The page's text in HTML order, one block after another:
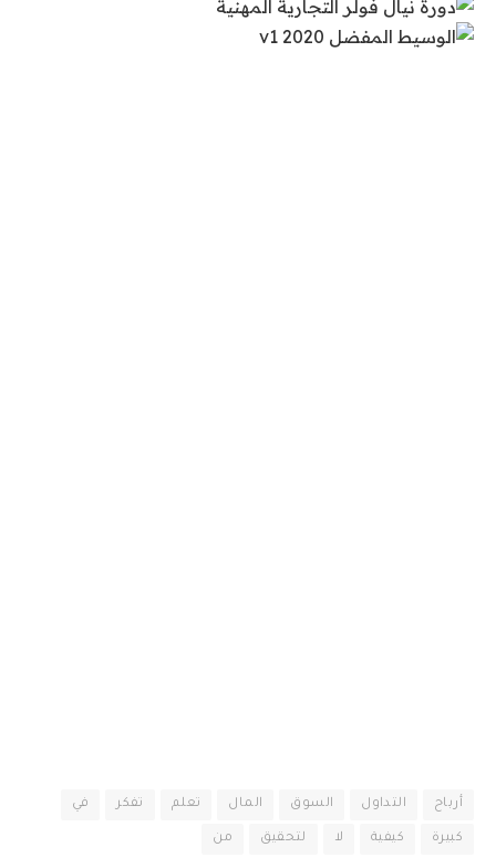
أرباح التداول السوق المال تعلم تفكر في
كبيرة كيفية لا لتحقيق من